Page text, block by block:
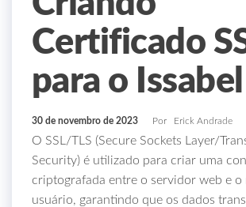
Certificado
para o Issabel
30 de novembro de 2023 Por Erick Andrade
O SSL/TLS (Secure Sockets Layer/
Security) é utilizado para criar uma
criptografada entre o servidor web e o
usuário, garantindo que os dados